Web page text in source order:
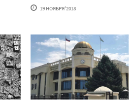
19 НОЯБРЯ'2018